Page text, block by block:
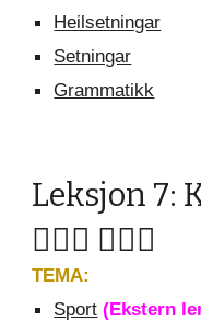
Heilsetningar
Setningar
Grammatikk
Leksjon 7:
🚶🏼‍♀️ 🏋🏽‍♀️
TEMA:
Sport (Ekstern